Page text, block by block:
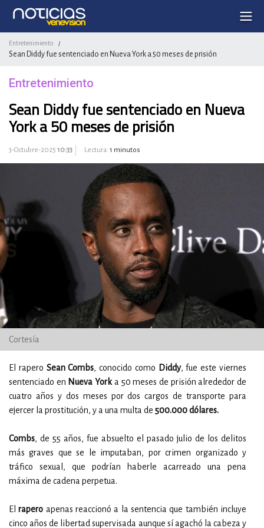
Entretenimiento /
Sean Diddy fue sentenciado en Nueva York a 50 meses de prisión
Entretenimiento
Sean Diddy fue sentenciado en Nueva
York a 50 meses de prisión
3-Octubre-2025 10:33 Lectura: 1 minutos
Cortesía
El rapero Sean Combs, conocido como Diddy, fue este viernes
sentenciado en Nueva Yorka 50 meses de prisión alrededor de
cuatro años y dos meses por dos cargos de transporte para
ejercer la prostitución, y a una multa de 500.000 dólares.
Combs, de 55 años, fue absuelto el pasado julio de los delitos
más graves que se le imputaban, por crimen organizado y
tráfico sexual, que podrían haberle acarreado una pena
máxima de cadena perpetua.
Elrapero apenas reaccionó a la sentencia que también incluye
cinco años de libertad supervisada aunque sí agachó la cabeza y